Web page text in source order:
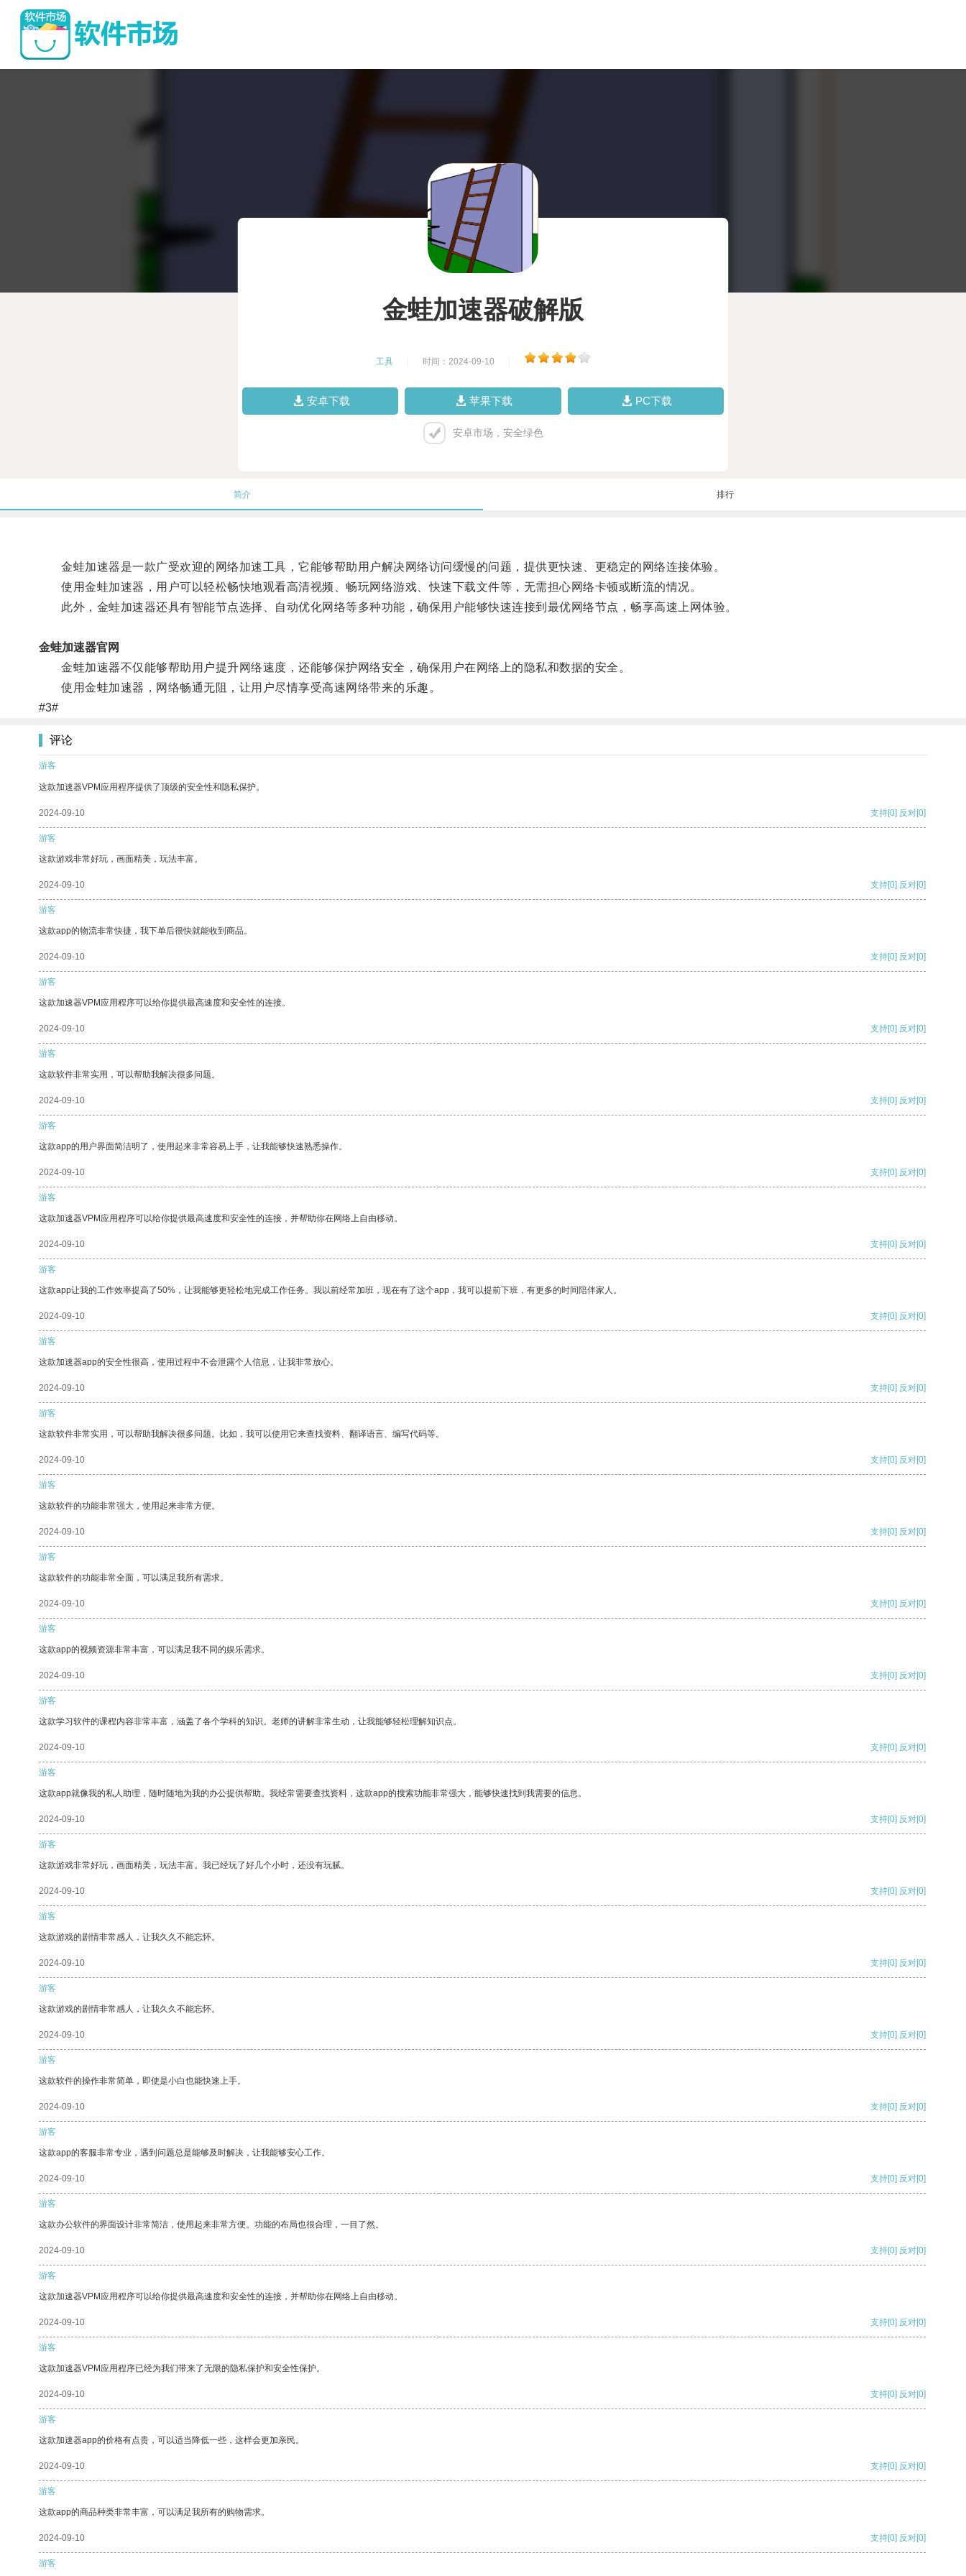
金蛙加速器破解版
工具 时间：2024-09-10
安卓下载 苹果下载 PC下载
安卓市场，安全绿色
简介 排行
金蛙加速器是一款广受欢迎的网络加速工具，它能够帮助用户解决网络访问缓慢的问题，提供更快速、更稳定的网络连接体验。
使用金蛙加速器，用户可以轻松畅快地观看高清视频、畅玩网络游戏、快速下载文件等，无需担心网络卡顿或断流的情况。
此外，金蛙加速器还具有智能节点选择、自动优化网络等多种功能，确保用户能够快速连接到最优网络节点，畅享高速上网体验。
金蛙加速器官网
金蛙加速器不仅能够帮助用户提升网络速度，还能够保护网络安全，确保用户在网络上的隐私和数据的安全。
使用金蛙加速器，网络畅通无阻，让用户尽情享受高速网络带来的乐趣。
#3#
评论
游客
这款加速器VPM应用程序提供了顶级的安全性和隐私保护。
2024-09-10 支持[0] 反对[0]
游客
这款游戏非常好玩，画面精美，玩法丰富。
2024-09-10 支持[0] 反对[0]
游客
这款app的物流非常快捷，我下单后很快就能收到商品。
2024-09-10 支持[0] 反对[0]
游客
这款加速器VPM应用程序可以给你提供最高速度和安全性的连接。
2024-09-10 支持[0] 反对[0]
游客
这款软件非常实用，可以帮助我解决很多问题。
2024-09-10 支持[0] 反对[0]
游客
这款app的用户界面简洁明了，使用起来非常容易上手，让我能够快速熟悉操作。
2024-09-10 支持[0] 反对[0]
游客
这款加速器VPM应用程序可以给你提供最高速度和安全性的连接，并帮助你在网络上自由移动。
2024-09-10 支持[0] 反对[0]
游客
这款app让我的工作效率提高了50%，让我能够更轻松地完成工作任务。我以前经常加班，现在有了这个app，我可以提前下班，有更多的时间陪伴家人。
2024-09-10 支持[0] 反对[0]
游客
这款加速器app的安全性很高，使用过程中不会泄露个人信息，让我非常放心。
2024-09-10 支持[0] 反对[0]
游客
这款软件非常实用，可以帮助我解决很多问题。比如，我可以使用它来查找资料、翻译语言、编写代码等。
2024-09-10 支持[0] 反对[0]
游客
这款软件的功能非常强大，使用起来非常方便。
2024-09-10 支持[0] 反对[0]
游客
这款软件的功能非常全面，可以满足我所有需求。
2024-09-10 支持[0] 反对[0]
游客
这款app的视频资源非常丰富，可以满足我不同的娱乐需求。
2024-09-10 支持[0] 反对[0]
游客
这款学习软件的课程内容非常丰富，涵盖了各个学科的知识。老师的讲解非常生动，让我能够轻松理解知识点。
2024-09-10 支持[0] 反对[0]
游客
这款app就像我的私人助理，随时随地为我的办公提供帮助。我经常需要查找资料，这款app的搜索功能非常强大，能够快速找到我需要的信息。
2024-09-10 支持[0] 反对[0]
游客
这款游戏非常好玩，画面精美，玩法丰富。我已经玩了好几个小时，还没有玩腻。
2024-09-10 支持[0] 反对[0]
游客
这款游戏的剧情非常感人，让我久久不能忘怀。
2024-09-10 支持[0] 反对[0]
游客
这款游戏的剧情非常感人，让我久久不能忘怀。
2024-09-10 支持[0] 反对[0]
游客
这款软件的操作非常简单，即使是小白也能快速上手。
2024-09-10 支持[0] 反对[0]
游客
这款app的客服非常专业，遇到问题总是能够及时解决，让我能够安心工作。
2024-09-10 支持[0] 反对[0]
游客
这款办公软件的界面设计非常简洁，使用起来非常方便。功能的布局也很合理，一目了然。
2024-09-10 支持[0] 反对[0]
游客
这款加速器VPM应用程序可以给你提供最高速度和安全性的连接，并帮助你在网络上自由移动。
2024-09-10 支持[0] 反对[0]
游客
这款加速器VPM应用程序已经为我们带来了无限的隐私保护和安全性保护。
2024-09-10 支持[0] 反对[0]
游客
这款加速器app的价格有点贵，可以适当降低一些，这样会更加亲民。
2024-09-10 支持[0] 反对[0]
游客
这款app的商品种类非常丰富，可以满足我所有的购物需求。
2024-09-10 支持[0] 反对[0]
游客